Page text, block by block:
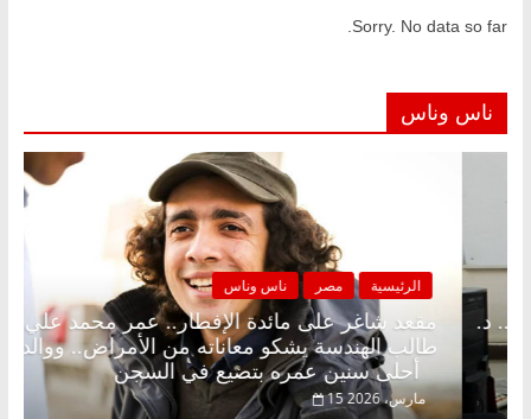
Sorry. No data so far.
ناس وناس
الرئيسية
مقعد شاغر على
طالب الهندسة
أحلى سنين عمره بتضيع في السجن
15 مارس، 2026
ناس وناس
الإفطار وبلكونة بلا زينة رمضان.. د.
خبير اقتصادي في انتظار حلم